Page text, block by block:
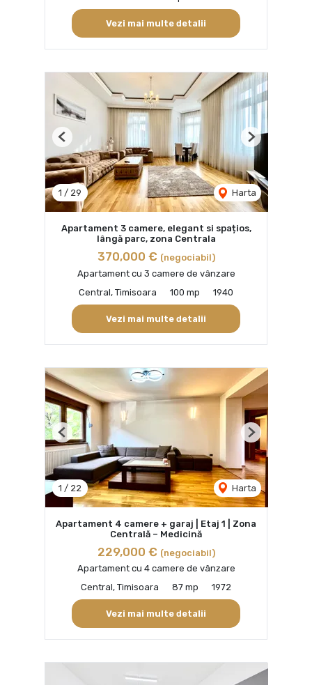
Vezi mai multe detalii
1 / 29 Harta
Previous Next
Apartament 3 camere, elegant si spațios,
lângă parc, zona Centrala
370,000 € (negociabil)
Apartament cu 3 camere de vânzare
Central, Timisoara
100 mp 1940
Vezi mai multe detalii
1 / 22 Harta
Previous Next
Apartament 4 camere + garaj | Etaj 1 | Zona
Centrală – Medicină
229,000 € (negociabil)
Apartament cu 4 camere de vânzare
Central, Timisoara
87 mp 1972
Vezi mai multe detalii